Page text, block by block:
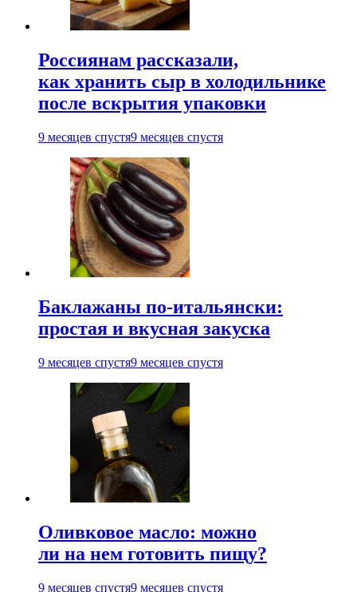
Россиянам рассказали,
как хранить сыр в холодильнике
после вскрытия упаковки
9 месяцев спустя9 месяцев спустя
Баклажаны по-итальянски:
простая и вкусная закуска
9 месяцев спустя9 месяцев спустя
Оливковое масло: можно
ли на нем готовить пищу?
9 месяцев спустя9 месяцев спустя